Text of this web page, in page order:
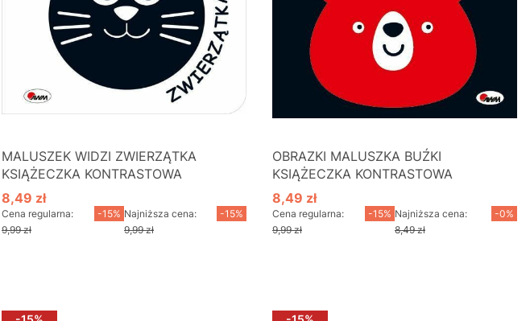
MALUSZEK WIDZI ZWIERZĄTKA
KSIĄŻECZKA KONTRASTOWA
Cena promocyjna
8,49 zł
Cena regularna:
9,99 zł
-15% Najniższa cena:
9,99 zł
-15%
OBRAZKI MALUSZKA BUŹKI
KSIĄŻECZKA KONTRASTOWA
Cena promocyjna
8,49 zł
Cena regularna:
9,99 zł
-15% Najniższa cena:
8,49 zł
-0%